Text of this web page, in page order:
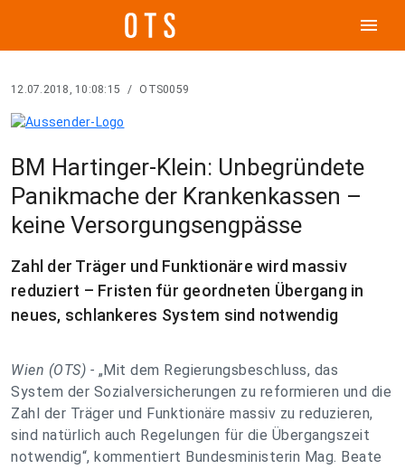
menu
12.07.2018, 10:08:15 / OTS0059
BM Hartinger-Klein: Unbegründete
Panikmache der Krankenkassen –
keine Versorgungsengpässe
Zahl der Träger und Funktionäre wird massiv
reduziert – Fristen für geordneten Übergang in
neues, schlankeres System sind notwendig
Wien (OTS) - „Mit dem Regierungsbeschluss, das
System der Sozialversicherungen zu reformieren und die
Zahl der Träger und Funktionäre massiv zu reduzieren,
sind natürlich auch Regelungen für die Übergangszeit
notwendig“, kommentiert Bundesministerin Mag. Beate